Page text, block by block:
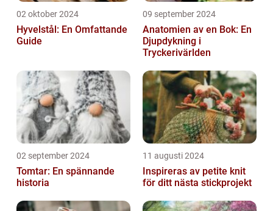
02 oktober 2024
Hyvelstål: En Omfattande
Guide
09 september 2024
Anatomien av en Bok: En
Djupdykning i
Tryckerivärlden
02 september 2024
Tomtar: En spännande
historia
11 augusti 2024
Inspireras av petite knit
för ditt nästa stickprojekt